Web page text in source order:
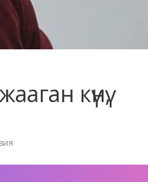
күнү,